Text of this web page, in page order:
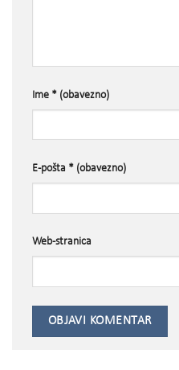
Ime * (obavezno)
E-pošta * (obavezno)
Web-stranica